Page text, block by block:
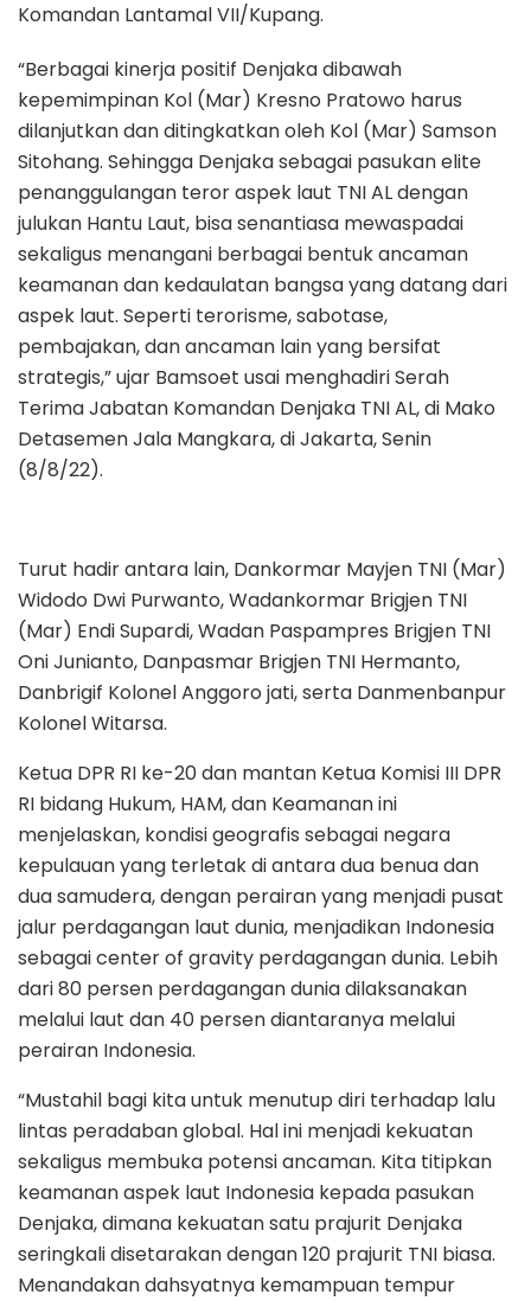
Komandan Lantamal VII/Kupang.
“Berbagai kinerja positif Denjaka dibawah
kepemimpinan Kol (Mar) Kresno Pratowo harus
dilanjutkan dan ditingkatkan oleh Kol (Mar) Samson
Sitohang. Sehingga Denjaka sebagai pasukan elite
penanggulangan teror aspek laut TNI AL dengan
julukan Hantu Laut, bisa senantiasa mewaspadai
sekaligus menangani berbagai bentuk ancaman
keamanan dan kedaulatan bangsa yang datang dari
aspek laut. Seperti terorisme, sabotase,
pembajakan, dan ancaman lain yang bersifat
strategis,” ujar Bamsoet usai menghadiri Serah
Terima Jabatan Komandan Denjaka TNI AL, di Mako
Detasemen Jala Mangkara, di Jakarta, Senin
(8/8/22).
Turut hadir antara lain, Dankormar Mayjen TNI (Mar)
Widodo Dwi Purwanto, Wadankormar Brigjen TNI
(Mar) Endi Supardi, Wadan Paspampres Brigjen TNI
Oni Junianto, Danpasmar Brigjen TNI Hermanto,
Danbrigif Kolonel Anggoro jati, serta Danmenbanpur
Kolonel Witarsa.
Ketua DPR RI ke-20 dan mantan Ketua Komisi III DPR
RI bidang Hukum, HAM, dan Keamanan ini
menjelaskan, kondisi geografis sebagai negara
kepulauan yang terletak di antara dua benua dan
dua samudera, dengan perairan yang menjadi pusat
jalur perdagangan laut dunia, menjadikan Indonesia
sebagai center of gravity perdagangan dunia. Lebih
dari 80 persen perdagangan dunia dilaksanakan
melalui laut dan 40 persen diantaranya melalui
perairan Indonesia.
“Mustahil bagi kita untuk menutup diri terhadap lalu
lintas peradaban global. Hal ini menjadi kekuatan
sekaligus membuka potensi ancaman. Kita titipkan
keamanan aspek laut Indonesia kepada pasukan
Denjaka, dimana kekuatan satu prajurit Denjaka
seringkali disetarakan dengan 120 prajurit TNI biasa.
Menandakan dahsyatnya kemampuan tempur